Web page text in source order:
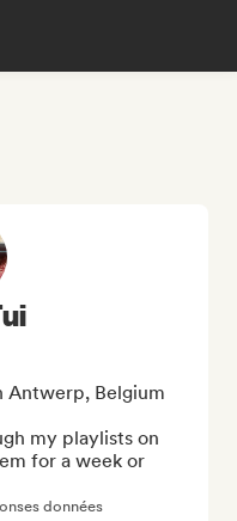
Antwerp, Belgium
my playlists on
for a week or
données